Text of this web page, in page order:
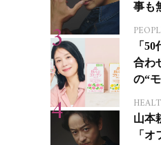
事も
「
合わ
の“
山本
「